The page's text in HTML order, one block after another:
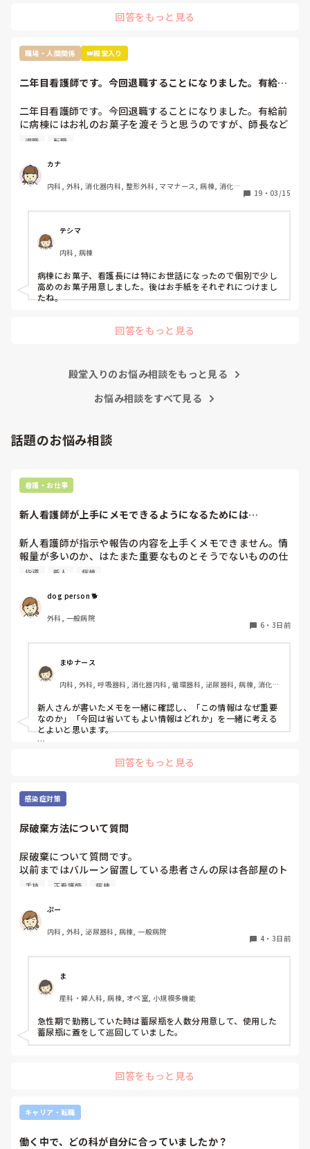
原因は自分だとわかっているのでしょうがないことだとは理
いのかわからなくなりました。
ちなみに私の職場ではすぐ噂は広まるので私のことはほぼ全
今後は今の私の不注意を正し、頑張っていきたいと思ってい
かわからないです。こんな私ですが何かアドバイスいただけ
れば嬉しいです。
かれているんですよね。
「急性期の病棟で一から学び直す」
く領域を見つけて転職したくなった時に、キャリアが役立つの
ではないかと思います。
の看護師相手に無理な愛想笑いや、ご機嫌取りをしないことで
す。
聞き役に徹して、余計なことを言わず、必要最低限の報告・連
絡・相談だけして、淡々と自分の仕事をこなすようにしてくだ
さい。
わからないことがあったときだけ、周りの看護師に聞いてくだ
さい。
もし無視されたら、それは相手の看護師の職務怠慢ですから、
その時に初めて上司に相談したらいいんです。
まだ一年目なんですから、他の看護師の仕事をフォローする必
ましてや、噂話で他人を陥れるような腐った看護師たちに、な
ぜせいさんが手を貸さないといけないんですか？
正直努力するなら、ご自身の看護師としての成長のために、そ
私のお勧めは、転職して性格的に背伸びをしなくてもよい働き
回答をもっと見る
職場・人間関係 👑殿堂入り
二年目看護師です。今回退職することになりました。有給前
二年目看護師です。今回退職することになりました。有給前
に病棟にはお礼のお菓子を渡そうと思うのですが、師長など
個々へお礼のお菓子を用意するか迷っています。みなさん移
退職 転職
カナ
内科, 外科, 消化器内科, 整形外科, ママナース, 病棟, 消化器
19 ・ 03/15
テシマ
内科, 病棟
病棟にお菓子、看護長には特にお世話になったので個別で少し
高めのお菓子用意しました。後はお手紙をそれぞれにつけまし
たね。
回答をもっと見る
殿堂入りのお悩み相談をもっと見る
お悩み相談をすべて見る
話題のお悩み相談
看護・お仕事
新人看護師が上手にメモできるようになるためには…
新人看護師が指示や報告の内容を上手くメモできません。情
報量が多いのか、はたまた重要なものとそうでないものの仕
分けができないのか…  肝心な事柄を逃してしまいます。何
示・報告するよう皆で努力しています。
指導 新人 病棟
dog person 🐕
外科, 一般病院
6 ・ 3日前
まゆナース
内科, 外科, 呼吸器科, 消化器内科, 循環器科, 泌尿器科, 病棟, 消化器
新人さんが書いたメモを一緒に確認し、「この情報はなぜ重要
なのか」「今回は省いてもよい情報はどれか」を一緒に考える
とよいと思います。
的に照らして振り返ることで、重要度を判断する力が少しずつ
要な内容を選べるよう支援するとよいと思います。
回答をもっと見る
感染症対策
尿破棄方法について質問
尿破棄について質問です。
以前まではバルーン留置している患者さんの尿は各部屋のト
イレに破棄する形でしたが、感染予防上汚物処理室でのみ破
物処理室に持っていくという非効率な方法になってます。尿
破棄人数は10人近くになるので病室と汚物処理室を10往復
する形に。結果尿破棄に時間がかかってます。
ットしワゴン下段に乗せて破棄していき最後まとめて汚物処
理室で破棄してたのでその方法はダメなのか？と疑問抱いて
ます。もちろん汚物見えないようワゴンにカバーする等対策
して。
皆さんの病棟ではどのような方法取られてますか？
手技 正看護師 病棟
ぷー
内科, 外科, 泌尿器科, 病棟, 一般病院
4 ・ 3日前
ま
産科・婦人科, 病棟, オペ室, 小規模多機能
急性期で勤務していた時は蓄尿瓶を人数分用意して、使用した
蓄尿瓶に蓋をして巡回していました。
回答をもっと見る
キャリア・転職
働く中で、どの科が自分に合っていましたか？